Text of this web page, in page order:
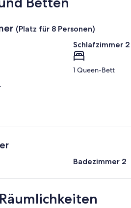
(Platz für 8 Personen)
Schlafzimmer 2
1 Queen-Bett
Badezimmer 2